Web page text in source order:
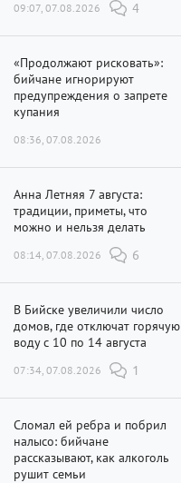
09:07, 07.08.2026 4
«Продолжают рисковать»:
бийчане игнорируют
предупреждения о запрете
купания
08:36, 07.08.2026
Анна Летняя 7 августа:
традиции, приметы, что
можно и нельзя делать
08:14, 07.08.2026 6
В Бийске увеличили число
домов, где отключат горячую
воду с 10 по 14 августа
07:34, 07.08.2026 1
Сломал ей ребра и побрил
налысо: бийчане
рассказывают, как алкоголь
рушит семьи